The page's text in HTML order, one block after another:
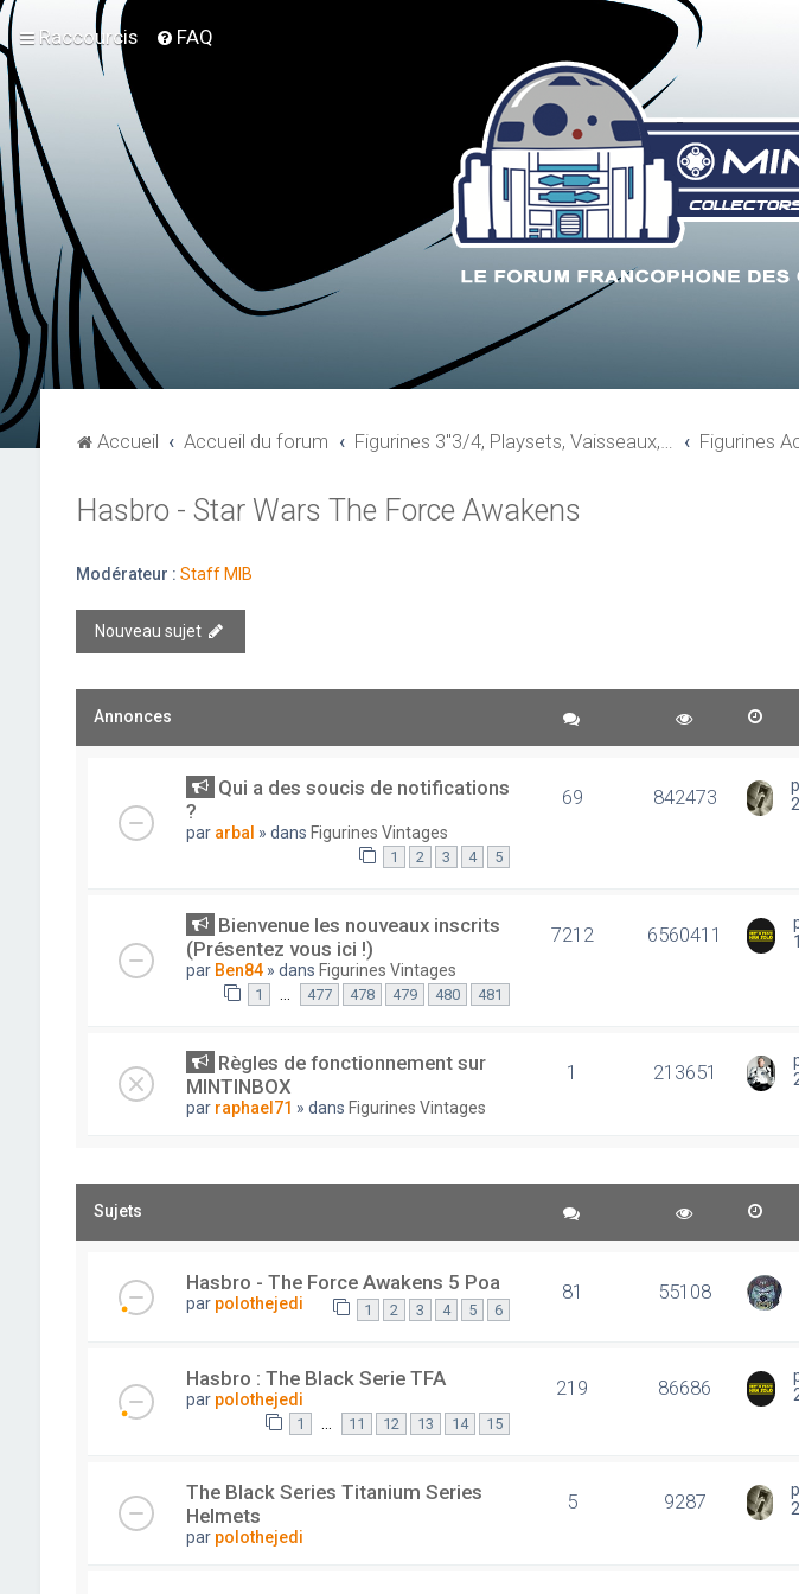
Raccourcis FAQ
Accueil Accueil du forum Figurines 3"3/4, Playsets, Vaisseaux,… Figurines
Hasbro - Star Wars The Force Awakens
Modérateur : Staff MIB
Nouveau sujet
Annonces
Qui a des soucis de notifications
?
par arbal » dans Figurines Vintages
1 2 3 4 5
69 842473
Bienvenue les nouveaux inscrits
(Présentez vous ici !)
par Ben84 » dans Figurines Vintages
1 … 477 478 479 480 481
7212 6560411
Règles de fonctionnement sur
MINTINBOX
par raphael71 » dans Figurines Vintages
1 213651
Sujets
Hasbro - The Force Awakens 5 Poa
par polothejedi 1 2 3 4 5 6
81 55108
Hasbro : The Black Serie TFA
par polothejedi
1 11 12 13 14 15
219 86686
The Black Series Titanium Series
Helmets
par polothejedi
5 9287